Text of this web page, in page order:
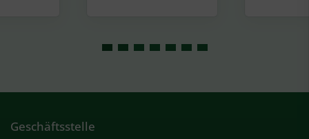
Geschäftsstelle